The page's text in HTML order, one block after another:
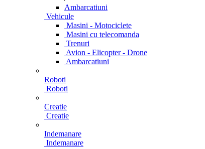
Ambarcatiuni
Vehicule
Masini - Motociclete
Masini cu telecomanda
Trenuri
Avion - Elicopter - Drone
Ambarcatiuni
Roboti
Roboti
Creatie
Creatie
Indemanare
Indemanare